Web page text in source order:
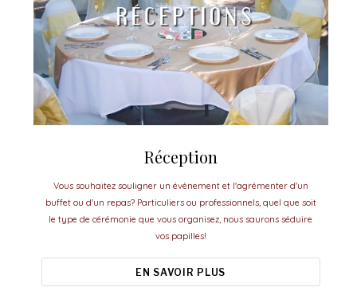
Réception
Vous souhaitez souligner un évènement et l'agrémenter d'un
buffet ou d'un repas? Particuliers ou professionnels, quel que soit
le type de cérémonie que vous organisez, nous saurons séduire
vos papilles!
EN SAVOIR PLUS